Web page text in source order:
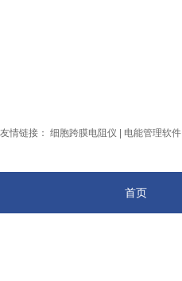
友情链接： 细胞跨膜电阻仪 | 电能管理软件
首页